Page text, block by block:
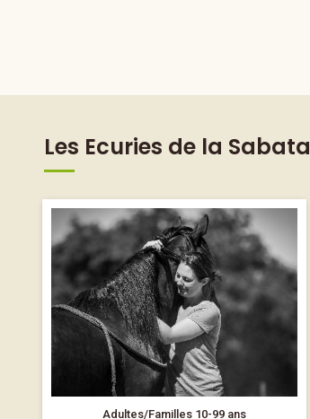
Les Ecuries de la
Adultes/Familles 10-99 ans